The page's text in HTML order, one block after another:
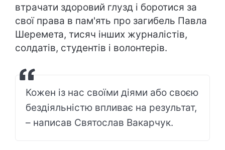
втрачати здоровий глузд і боротися за
свої права в пам'ять про загибель Павла
Шеремета, тисяч інших журналістів,
солдатів, студентів і волонтерів.
Кожен із нас своїми діями або своєю
бездіяльністю впливає на результат,
– написав Святослав Вакарчук.